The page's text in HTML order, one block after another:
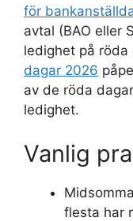
för
avtal (BAO eller
ledighet på röda
dagar 2026
av de röda
ledighet.
Vanlig
flesta har